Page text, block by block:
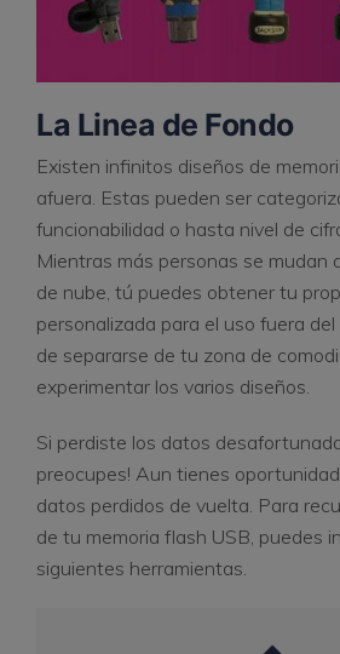
La Linea de Fondo
Existen infinitos diseños de
afuera. Estas pueden ser
funcionabilidad o hasta nivel de
Mientras más personas se mudan
de nube, tú puedes obtener tu
personalizada para el uso fuera
de separarse de tu zona de
experimentar los varios diseños.
Si perdiste los datos
preocupes! Aun tienes
datos perdidos de vuelta. Para
de tu memoria flash USB, puedes
siguientes herramientas.